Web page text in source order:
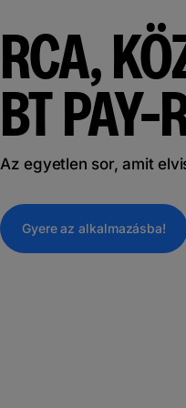
RCA,
BT PAY-
Az egyetlen sor, amit
Gyere az alkalmazásba!